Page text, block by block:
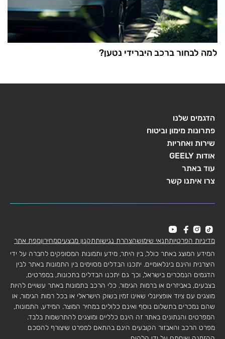
למה לבחור ברכב היברידי נטען?
הדגמים שלנו
פתרונות מימון וביטוח
שירות ואחריות
אודות GEELY
עוד באתר
צרו איתנו קשר
מדיניות הפרטיותתנאי שימושהצהרת נגישותתקנון מבצעיםמחירוןמפת אתר
המידע המוצג באתר כולל, בין היתר, מידע ותמונות המסופקים לחברה על ידי
היצרנית והינם בינלאומיים. יתכנו הבדלים מסוימים בין התמונות באתר לבין
הדגמים הנמכרים בישראל, וכך גם יתכנו הבדלים בתכונות, במפרטים,
בצבעים, באביזרים או ברמות הגימור. כלי הרכב בתמונות באתר עשויים להיות
מוצגים עם ציוד אופציונלי שאינו זמין בשוק הישראלי או בכל רמות הגימור, או
שהם נמכרים בתשלום נוסף ואינם כלולים במחיר המוצר. המידע, התמונות,
המפרטים והנתונים באתר זה הינם כלליים ומוצגים להתרשמות בלבד.
מפרט הרכב והאבזור הקובעים הינם בהתאם למפרט שיצורף להסכם